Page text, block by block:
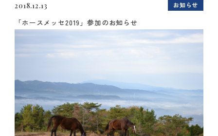
2018.12.13 お知らせ
「ホースメッセ2019」参加のお知らせ